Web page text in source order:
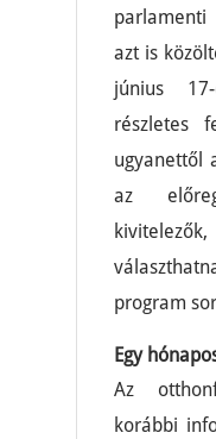
azt is
június
részletes
ugyanettől
az
program
Egy
Az
korábbi